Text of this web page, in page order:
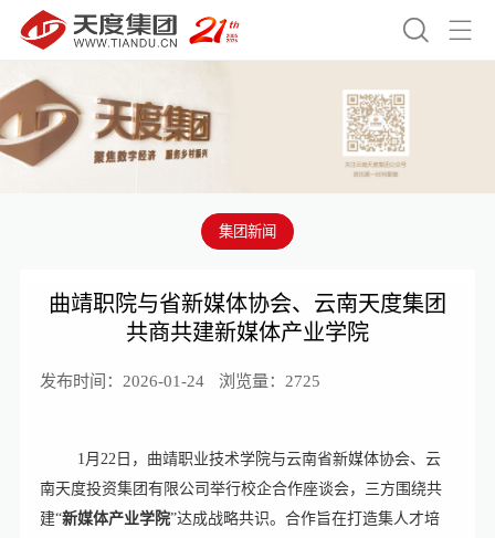


集团新闻
曲靖职院与省新媒体协会、云南天度集团
共商共建新媒体产业学院
发布时间：2026-01-24 浏览量：2725
1月22日，曲靖职业技术学院与云南省新媒体协会、云
南天度投资集团有限公司举行校企合作座谈会，三方围绕共
建“新媒体产业学院”达成战略共识。合作旨在打造集人才培